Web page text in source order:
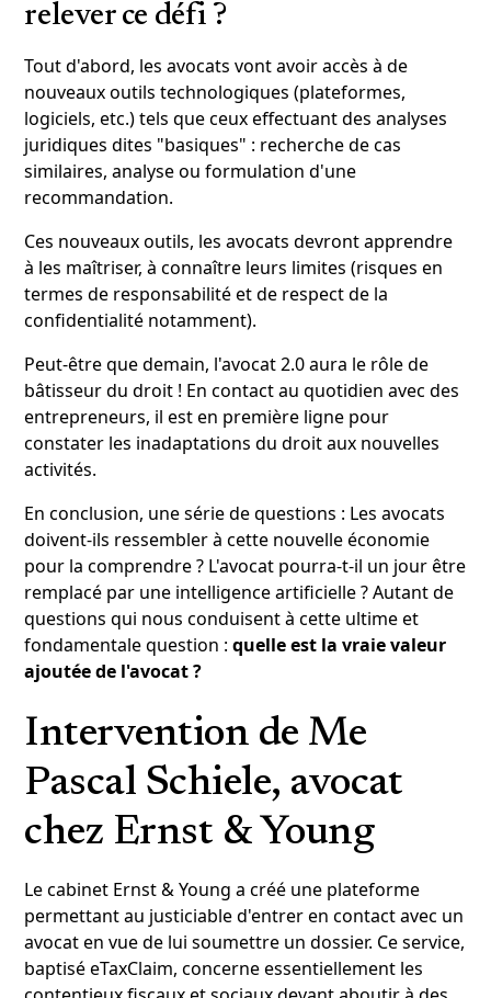
relever ce défi ?
Tout d'abord, les avocats vont avoir accès à de
nouveaux outils technologiques (plateformes,
logiciels, etc.) tels que ceux effectuant des analyses
juridiques dites "basiques" : recherche de cas
similaires, analyse ou formulation d'une
recommandation.
Ces nouveaux outils, les avocats devront apprendre
à les maîtriser, à connaître leurs limites (risques en
termes de responsabilité et de respect de la
confidentialité notamment).
Peut-être que demain, l'avocat 2.0 aura le rôle de
bâtisseur du droit ! En contact au quotidien avec des
entrepreneurs, il est en première ligne pour
constater les inadaptations du droit aux nouvelles
activités.
En conclusion, une série de questions : Les avocats
doivent-ils ressembler à cette nouvelle économie
pour la comprendre ? L'avocat pourra-t-il un jour être
remplacé par une intelligence artificielle ? Autant de
questions qui nous conduisent à cette ultime et
fondamentale question :quelle est la vraie valeur
ajoutée de l'avocat ?
Intervention de Me
Pascal Schiele, avocat
chez Ernst & Young
Le cabinet Ernst & Young a créé une plateforme
permettant au justiciable d'entrer en contact avec un
avocat en vue de lui soumettre un dossier. Ce service,
baptisé eTaxClaim, concerne essentiellement les